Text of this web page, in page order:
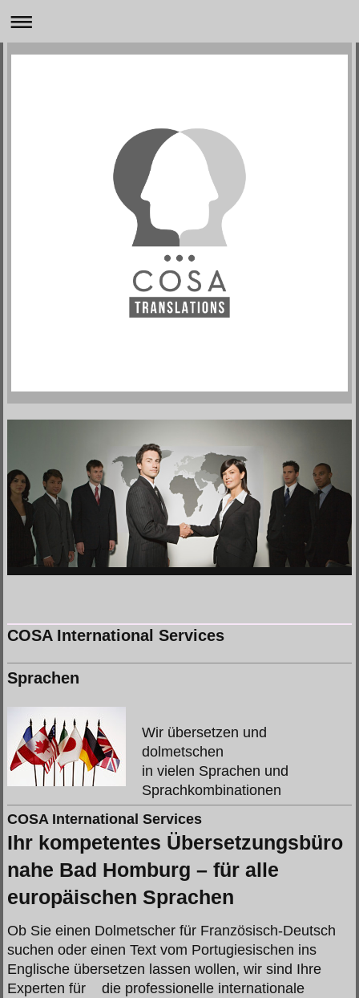
COSA International Services
Sprachen
Wir übersetzen und
dolmetschen
in vielen Sprachen und
Sprachkombinationen
COSA International Services
Ihr kompetentes Übersetzungsbüro
nahe Bad Homburg – für alle
europäischen Sprachen
Ob Sie einen Dolmetscher für Französisch-Deutsch
suchen oder einen Text vom Portugiesischen ins
Englische übersetzen lassen wollen, wir sind Ihre
Experten für die professionelle internationale